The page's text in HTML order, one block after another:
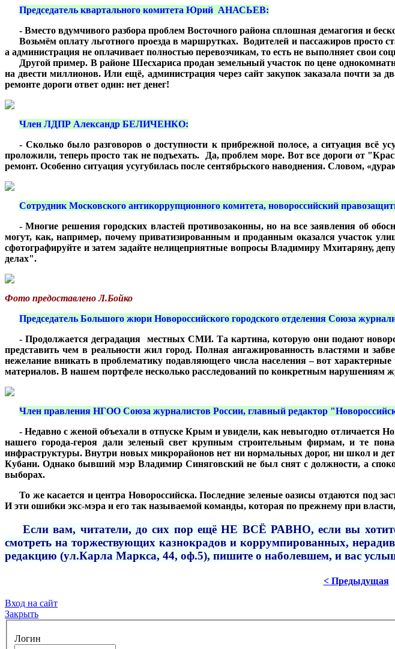
Председатель квартального комитета Юрий АНАСЬЕВ:
- Вместо вдумчивого разбора проблем Восточного района сплошная демагогия и
Возьмём оплату льготного проезда в маршрутках. Водителей и пассажиров
а администрация не оплачивает полностью перевозчикам, то есть не выполняет свои
Другой пример. В районе Шесхариса продан земельный участок по цене
на двести миллионов. Или ещё, администрация через сайт закупок заказала почти
ремонте дороги ответ один: нет денег!
Член ЛДПР Александр БЕЛИЧЕНКО:
- Сколько было разговоров о доступности к прибрежной полосе, а ситуация всё
проложили, теперь просто так не подъехать. Да, проблем море. Вот все дороги от
ремонт. Особенно ситуация усугубилась после сентябрьского наводнения. Словом,
Сотрудник Московского антикоррупционного комитета, новороссийский
- Многие решения городских властей противозаконны, но на все заявления об
могут, как, например, почему приватизированным и проданным оказался участок
сфотографируйте и затем задайте нелицеприятные вопросы Владимиру Мхитаряну,
делах".
Фото предоставлено Л.Бойко
Председатель Большого жюри Новороссийского городского отделения Союза
- Продолжается деградация местных СМИ. Та картина, которую они подают
представить чем в реальности жил город. Полная ангажированность властями и
нежелание вникать в проблематику подавляющего числа населения – вот
материалов. В нашем портфеле несколько расследований по конкретным
Член правления НГОО Союза журналистов России, главный редактор
- Недавно с женой объехали в отпуске Крым и увидели, как невыгодно отличается
нашего города-героя дали зеленый свет крупным строительным фирмам, и те
инфраструктуры. Внутри новых микрорайонов нет ни нормальных дорог, ни школ и
Кубани. Однако бывший мэр Владимир Синяговский не был снят с должности, а
выборах.
То же касается и центра Новороссийска. Последние зеленые оазисы отдаются под
И эти ошибки экс-мэра и его так называемой команды, которая по прежнему при
Если вам, читатели, до сих пор ещё НЕ ВСЁ РАВНО, если вы хотите
смотреть на торжествующих казнокрадов и коррумпированных,
редакцию (ул.Карла Маркса, 44, оф.5), пишите о наболевшем, и вас
< Предыдущая
Вход на сайт
Закрыть
Логин